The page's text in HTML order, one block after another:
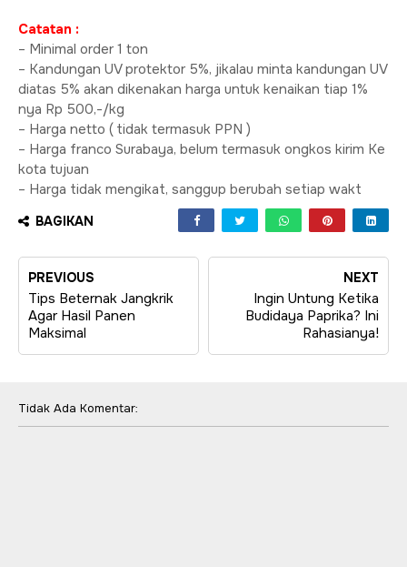
Catatan :
– Minimal order 1 ton
– Kandungan UV protektor 5%, jikalau minta kandungan UV
diatas 5% akan dikenakan harga untuk kenaikan tiap 1%
nya Rp 500,-/kg
– Harga netto ( tidak termasuk PPN )
– Harga franco Surabaya, belum termasuk ongkos kirim Ke
kota tujuan
– Harga tidak mengikat, sanggup berubah setiap wakt
BAGIKAN
NEXT
Ingin Untung Ketika
Budidaya Paprika? Ini
Rahasianya!
PREVIOUS
Tips Beternak Jangkrik
Agar Hasil Panen
Maksimal
Tidak Ada Komentar: